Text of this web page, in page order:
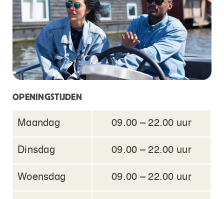
OPENINGSTIJDEN
Maandag 09.00 – 22.00 uur
Dinsdag 09.00 – 22.00 uur
Woensdag 09.00 – 22.00 uur